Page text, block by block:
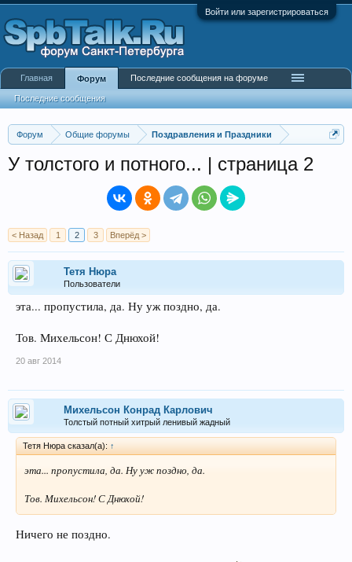
Войти или зарегистрироваться
Форум Общие форумы Поздравления и Праздники
У толстого и потного... | страница 2
< Назад 1 2 3 Вперёд >
Тетя Нюра
Пользователи
эта... пропустила, да. Ну уж поздно, да.
Тов. Михельсон! С Днюхой!
20 авг 2014
Михельсон Конрад Карлович
Толстый потный хитрый ленивый жадный
Тетя Нюра сказал(а): ↑
эта... пропустила, да. Ну уж поздно, да.
Тов. Михельсон! С Днюхой!
Ничего не поздно.
Главная Форум
Последние сообщения
Последние сообщения на форуме